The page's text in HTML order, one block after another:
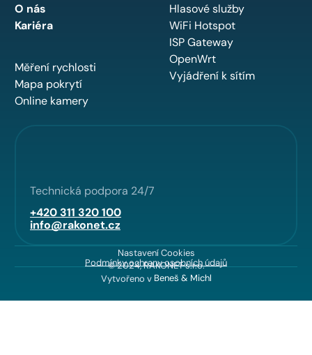
O nás
Kariéra
Měření rychlosti
Mapa pokrytí
Online kamery
Hlasové služby
WiFi Hotspot
ISP Gateway
OpenWrt
Vyjádření k sítím
Technická podpora 24/7
+420 311 320 100
info@rakonet.cz
Nastavení Cookies
Podmínky ochrany osobních údajů
© 2024, RAKONET s.r.o.
Vytvořeno v Beneš & Michl